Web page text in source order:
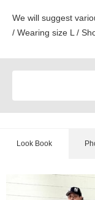
We will suggest
/ Wearing size L /
Look Book